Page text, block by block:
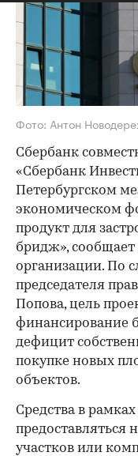
Фото: Антон
Сбербанк
«Сбербанк
Петербургском
экономическом
продукт для
бридж»,
организации. По
председателя
Попова, цель
финансирование
дефицит
покупке новых
объектов.
Средства в
предоставляться
участков или